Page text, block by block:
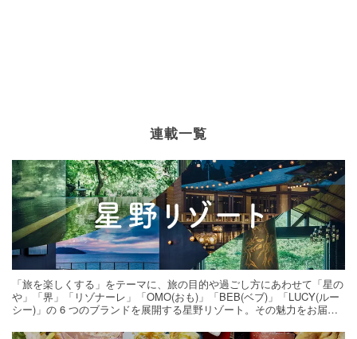
連載一覧
「旅を楽しくする」をテーマに、旅の目的や過ごし方にあわせて「星の
や」「界」「リゾナーレ」「OMO(おも)」「BEB(ベブ)」「LUCY(ルー
シー)」の 6 つのブランドを展開する星野リゾート。その魅力をお届け